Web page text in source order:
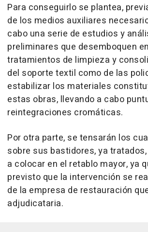
Para conseguirlo se plantea,
de los medios auxiliares
cabo una serie de estudios y
preliminares que desemboquen
tratamientos de limpieza y
del soporte textil como de las
estabilizar los materiales
estas obras, llevando a cabo
reintegraciones cromáticas.
Por otra parte, se tensarán los
sobre sus bastidores, ya
a colocar en el retablo mayor, ya
previsto que la intervención se
de la empresa de restauración
adjudicataria.